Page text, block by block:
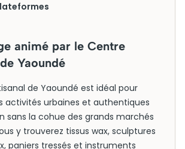
animé par le Centre
Yaoundé
de Yaoundé est idéal pour
activités urbaines et authentiques
sans la cohue des grands marchés
y trouverez tissus wax, sculptures
paniers tressés et instruments